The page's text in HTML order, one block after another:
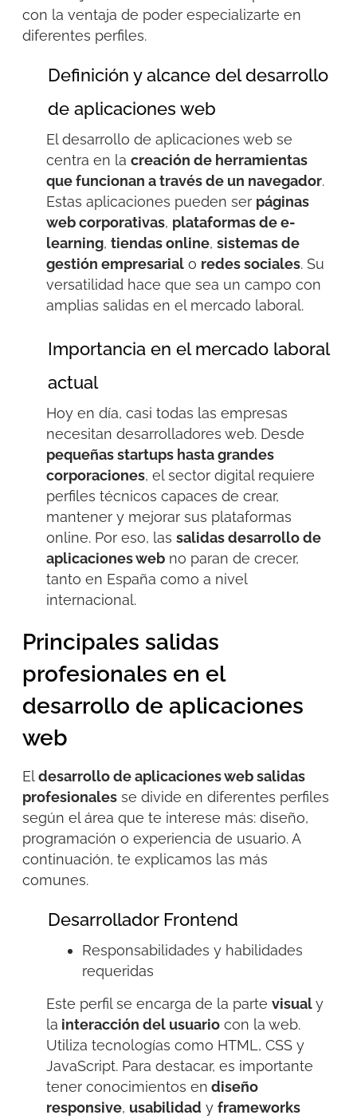
con la ventaja de poder especializarte en
diferentes perfiles.
Definición y alcance del desarrollo
de aplicaciones web
El desarrollo de aplicaciones web se
centra en la creación de herramientas
que funcionan a través de un navegador.
Estas aplicaciones pueden ser páginas
web corporativas, plataformas de e-
learning, tiendas online, sistemas de
gestión empresarialo redes sociales. Su
versatilidad hace que sea un campo con
amplias salidas en el mercado laboral.
Importancia en el mercado laboral
actual
Hoy en día, casi todas las empresas
necesitan desarrolladores web. Desde
pequeñas startupshasta grandes
corporaciones, el sector digital requiere
perfiles técnicos capaces de crear,
mantener y mejorar sus plataformas
online. Por eso, las salidas desarrollo de
aplicaciones webno paran de crecer,
tanto en España como a nivel
internacional.
Principales salidas
profesionales en el
desarrollo de aplicaciones
web
Eldesarrollode aplicaciones web salidas
profesionalesse divide en diferentes perfiles
según el área que te interese más: diseño,
programación o experiencia de usuario. A
continuación, te explicamos las más
comunes.
Desarrollador Frontend
Responsabilidades y habilidades
requeridas
Este perfil se encarga de la parte visualy
la interacción del usuariocon la web.
Utiliza tecnologías como HTML, CSS y
JavaScript. Para destacar, es importante
tener conocimientos en diseño
responsive, usabilidad y frameworks